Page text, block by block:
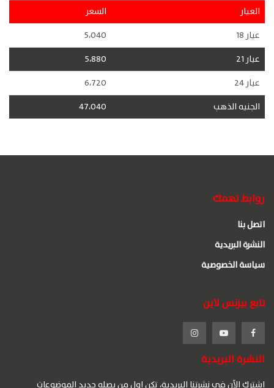
العيار
السعر
عيار 18
5،040
عيار 21
5،880
عيار 24
6،720
الجنيه الذهب
47،040
روابط تهمك
اتصل بنا
النشرة البريدية
سياسة الخصوصية
تابع بيزنس لاين
النشرة البريدية
اشترك الآن في نشرتنا البريدية، تكن اول من يصله جديد الموضوعات